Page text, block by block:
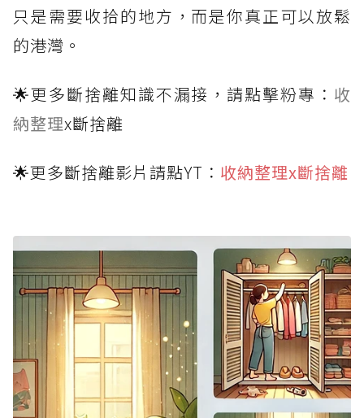
只是需要收拾的地方，而是你真正可以放鬆
的港灣。
🌟更多斷捨離知識不漏接，請點擊粉專： 收
納整理x斷捨離
🌟更多斷捨離影片請點YT： 收納整理x斷捨離